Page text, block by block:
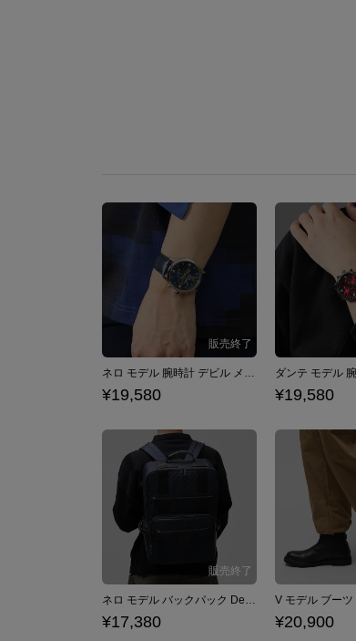
ネロ モデル 腕時計 デビル メイ クライ シリーズ Devil May Cry
¥19,580 ¥19,580
ネロ モデル バックパック Devil May Cry 5
¥17,380 ¥20,900